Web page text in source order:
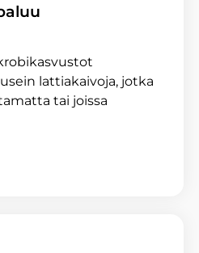
lattiakaivoja, jotka
tai joissa